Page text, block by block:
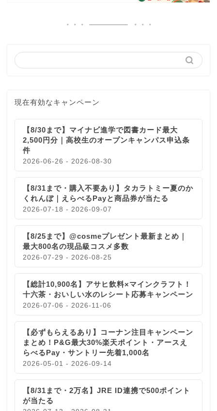
現在有効なキャンペーン
【8/30まで】マイナビ進学で図書カード最大
2,500円分｜高校生のオープンキャンパス申込条
件
2026-06-26 - 2026-08-30
【8/31まで・購入不要あり】タカラトミー夏のか
くれんぼ｜えらべるPayと商品券が当たる
2026-07-18 - 2026-09-07
【8/25まで】@cosmeプレゼント最新まとめ｜
最大800名の現品級コスメ多数
2026-07-29 - 2026-08-25
【総計10,900名】アサヒ飲料×マインクラフト！
十六茶・おいしい水のレシート応募キャンペーン
2026-07-06 - 2026-11-06
【必ずもらえるあり】コーナン注目キャンペーン
まとめ！P&G最大30%楽天ポイント・アースえ
らべるPay・サントリー先着1,000名
2026-05-01 - 2026-09-14
【8/31まで・2万名】JRE ID連携で500ポイント
が当たる